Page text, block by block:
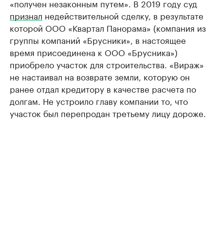
«получен незаконным путем». В 2019 году суд
признал недействительной сделку, в результате
которой ООО «Квартал Панорама» (компания из
группы компаний «Брусники», в настоящее
время присоединена к ООО «Брусника»)
приобрело участок для строительства. «Вираж»
не настаивал на возврате земли, которую он
ранее отдал кредитору в качестве расчета по
долгам. Не устроило главу компании то, что
участок был перепродан третьему лицу дороже.